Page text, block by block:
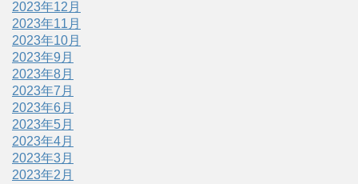
2023年12月
2023年11月
2023年10月
2023年9月
2023年8月
2023年7月
2023年6月
2023年5月
2023年4月
2023年3月
2023年2月